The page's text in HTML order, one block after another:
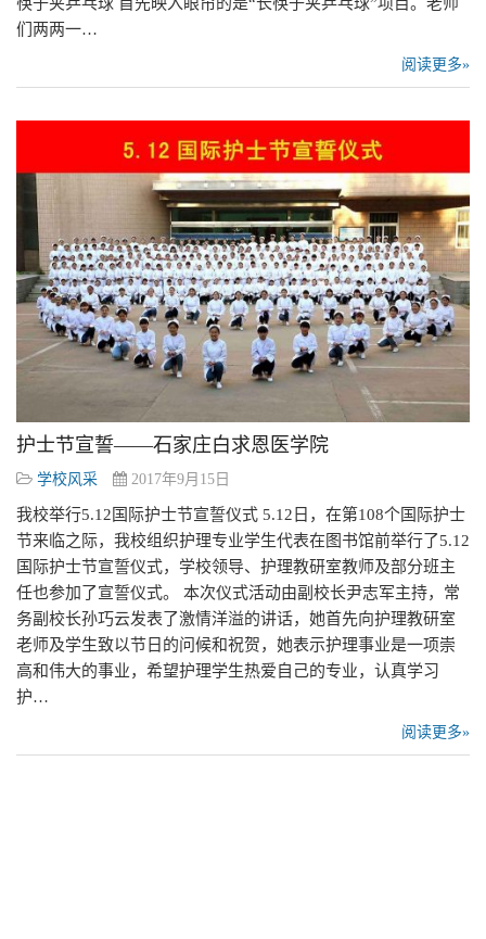
们两两一…
阅读更多»
护士节宣誓——石家庄白求恩医学院
学校风采 2017年9月15日
我校举行5.12国际护士节宣誓仪式 5.12日，在第108个国际护士
节来临之际，我校组织护理专业学生代表在图书馆前举行了5.12
国际护士节宣誓仪式，学校领导、护理教研室教师及部分班主
任也参加了宣誓仪式。 本次仪式活动由副校长尹志军主持，常
务副校长孙巧云发表了激情洋溢的讲话，她首先向护理教研室
老师及学生致以节日的问候和祝贺，她表示护理事业是一项崇
高和伟大的事业，希望护理学生热爱自己的专业，认真学习
护…
阅读更多»